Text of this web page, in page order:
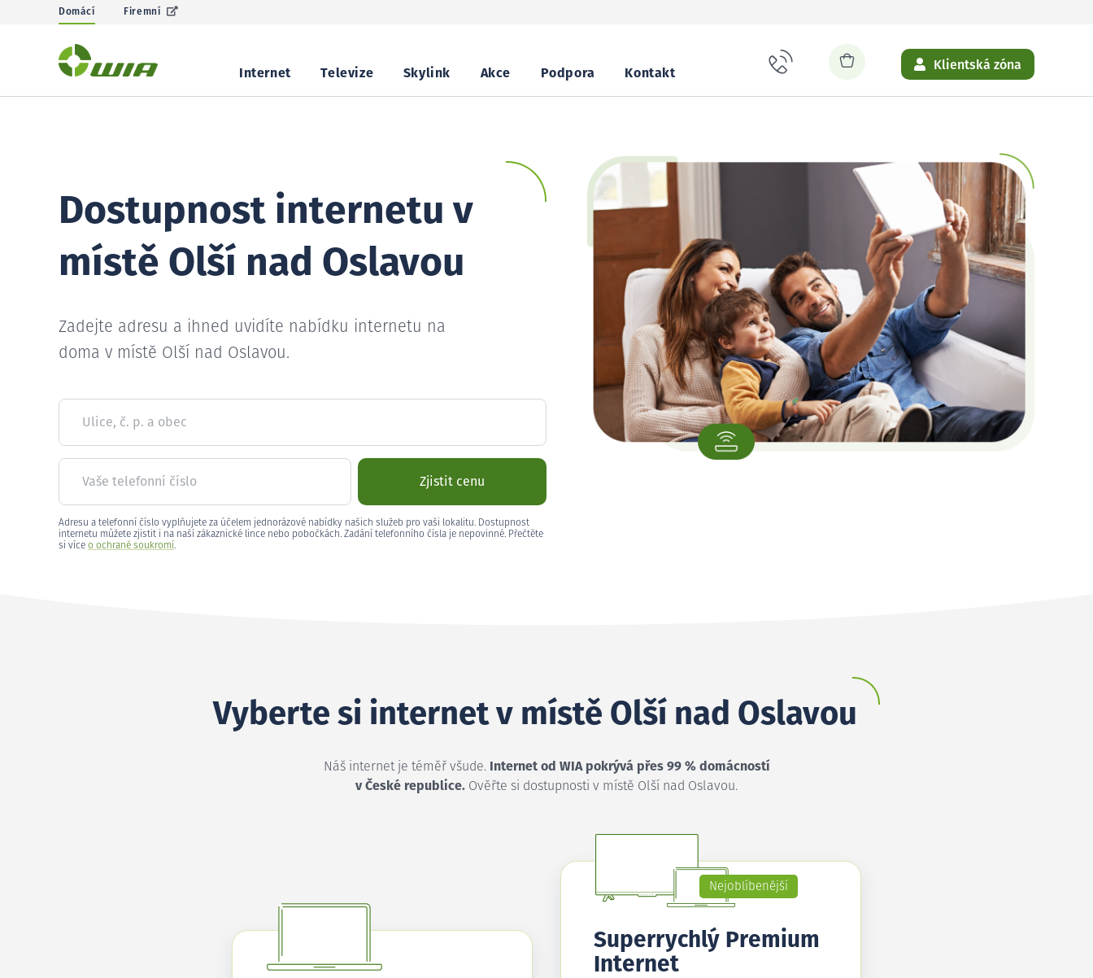
Domácí Firemní
Internet Televize Skylink Akce Podpora Kontakt
Klientská zóna
Dostupnost internetu v
místě Olší nad Oslavou
Zadejte adresu a ihned uvidíte nabídku internetu na
doma v místě Olší nad Oslavou.
Ulice, č. p. a obec
Vaše telefonní číslo Zjistit cenu
Adresu a telefonní číslo vyplňujete za účelem jednorázové nabídky našich služeb pro vaši lokalitu. Dostupnost
internetu můžete zjistit i na naší zákaznické lince nebo pobočkách. Zadání telefonního čísla je nepovinné. Přečtěte
si více o ochraně soukromí.
Vyberte si internet v místě Olší nad Oslavou
Náš internet je téměř všude.
Internet od WIA pokrývá přes 99 % domácností
v České republice. Ověřte si dostupnosti v místě Olší nad Oslavou.
Nejoblíbenější
Superrychlý Premium
Internet